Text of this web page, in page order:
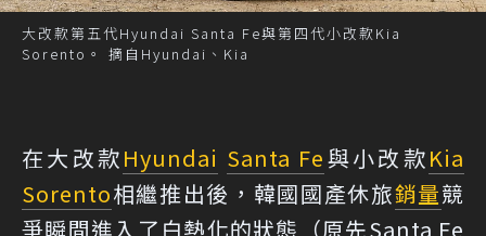
大改款第五代Hyundai Santa Fe與第四代小改款Kia
Sorento。 摘自Hyundai、Kia
在大改款Hyundai Santa Fe與小改款Kia
Sorento相繼推出後，韓國國產休旅銷量競
爭瞬間進入了白熱化的狀態（原先Santa Fe